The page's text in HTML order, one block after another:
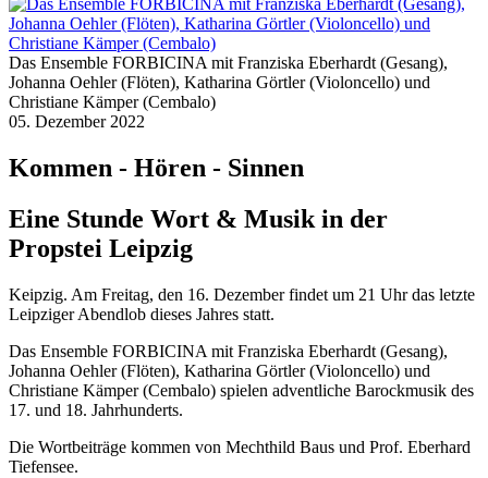
Das Ensemble FORBICINA mit Franziska Eberhardt (Gesang),
Johanna Oehler (Flöten), Katharina Görtler (Violoncello) und
Christiane Kämper (Cembalo)
05. Dezember 2022
Kommen - Hören - Sinnen
Eine Stunde Wort & Musik in der
Propstei Leipzig
Keipzig. Am Freitag, den 16. Dezember findet um 21 Uhr das letzte
Leipziger Abendlob dieses Jahres statt.
Das Ensemble FORBICINA mit Franziska Eberhardt (Gesang),
Johanna Oehler (Flöten), Katharina Görtler (Violoncello) und
Christiane Kämper (Cembalo) spielen adventliche Barockmusik des
17. und 18. Jahrhunderts.
Die Wortbeiträge kommen von Mechthild Baus und Prof. Eberhard
Tiefensee.